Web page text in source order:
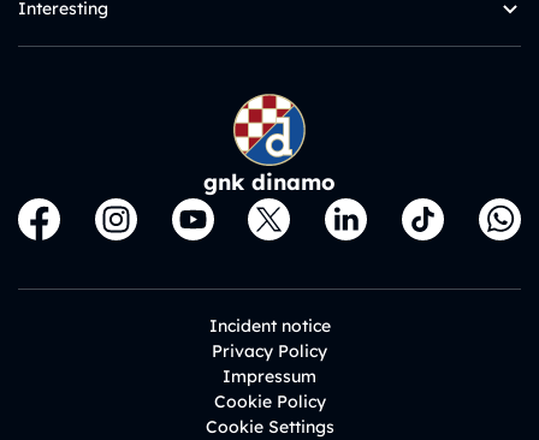
Interesting
gnk dinamo
Incident notice
Privacy Policy
Impressum
Cookie Policy
Cookie Settings